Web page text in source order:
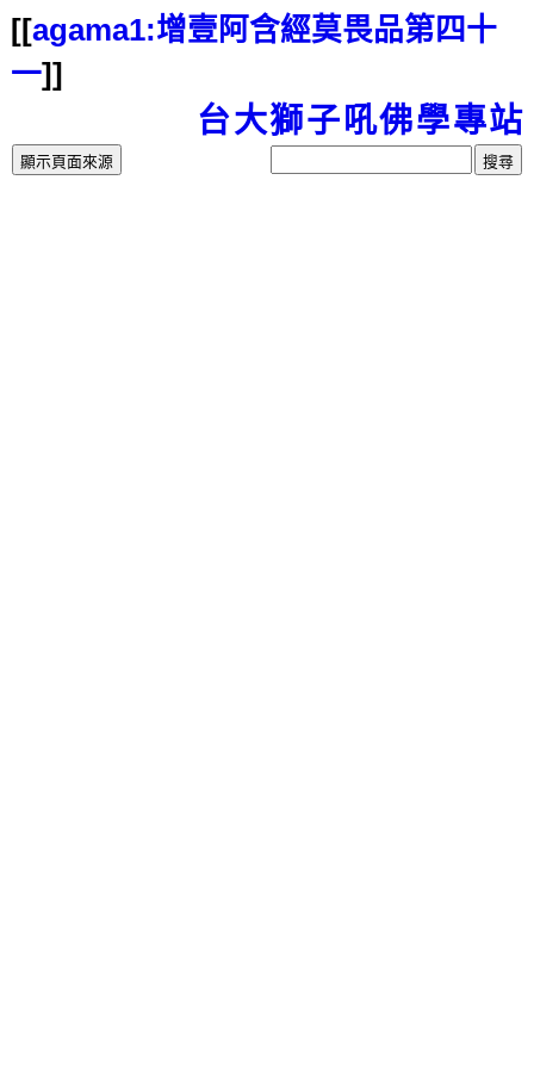
[[agama1:增壹阿含經莫畏品第四十
一]]
台大獅子吼佛學專站